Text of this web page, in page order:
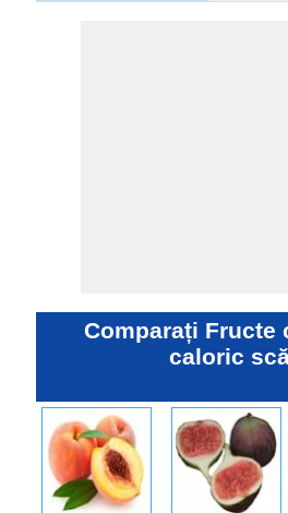
Comparați Fructe
caloric